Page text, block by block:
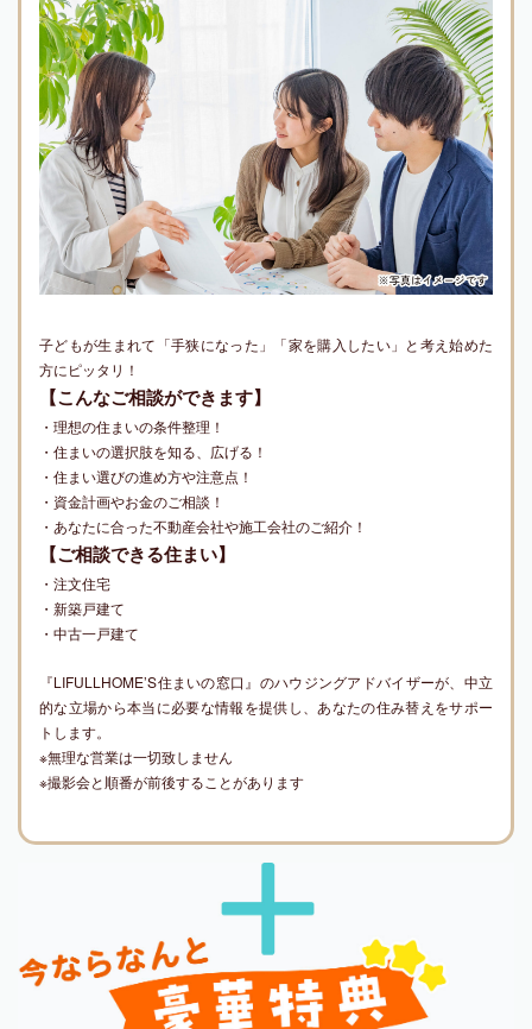
子どもが生まれて「手狭になった」「家を購入したい」と考え始めた
方にピッタリ！
【こんなご相談ができます】
・理想の住まいの条件整理！
・住まいの選択肢を知る、広げる！
・住まい選びの進め方や注意点！
・資金計画やお金のご相談！
・あなたに合った不動産会社や施工会社のご紹介！
【ご相談できる住まい】
・注文住宅
・新築戸建て
・中古一戸建て
『LIFULLHOME’S住まいの窓口』のハウジングアドバイザーが、中立
的な立場から本当に必要な情報を提供し、あなたの住み替えをサポー
トします。
※無理な営業は一切致しません
※撮影会と順番が前後することがあります